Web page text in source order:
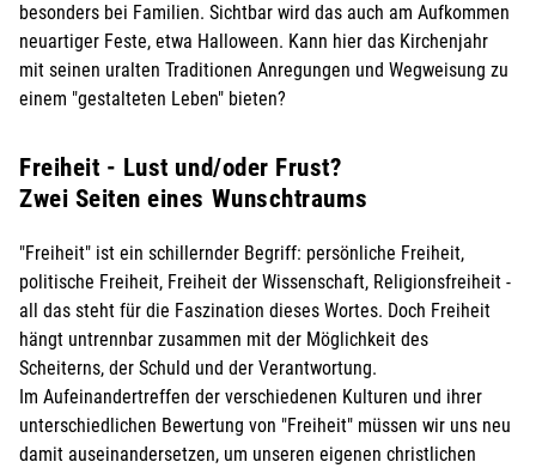
besonders bei Familien. Sichtbar wird das auch am Aufkommen
neuartiger Feste, etwa Halloween. Kann hier das Kirchenjahr
mit seinen uralten Traditionen Anregungen und Wegweisung zu
einem "gestalteten Leben" bieten?
Freiheit - Lust und/oder Frust?
Zwei Seiten eines Wunschtraums
"Freiheit" ist ein schillernder Begriff: persönliche Freiheit,
politische Freiheit, Freiheit der Wissenschaft, Religionsfreiheit -
all das steht für die Faszination dieses Wortes. Doch Freiheit
hängt untrennbar zusammen mit der Möglichkeit des
Scheiterns, der Schuld und der Verantwortung.
Im Aufeinandertreffen der verschiedenen Kulturen und ihrer
unterschiedlichen Bewertung von "Freiheit" müssen wir uns neu
damit auseinandersetzen, um unseren eigenen christlichen